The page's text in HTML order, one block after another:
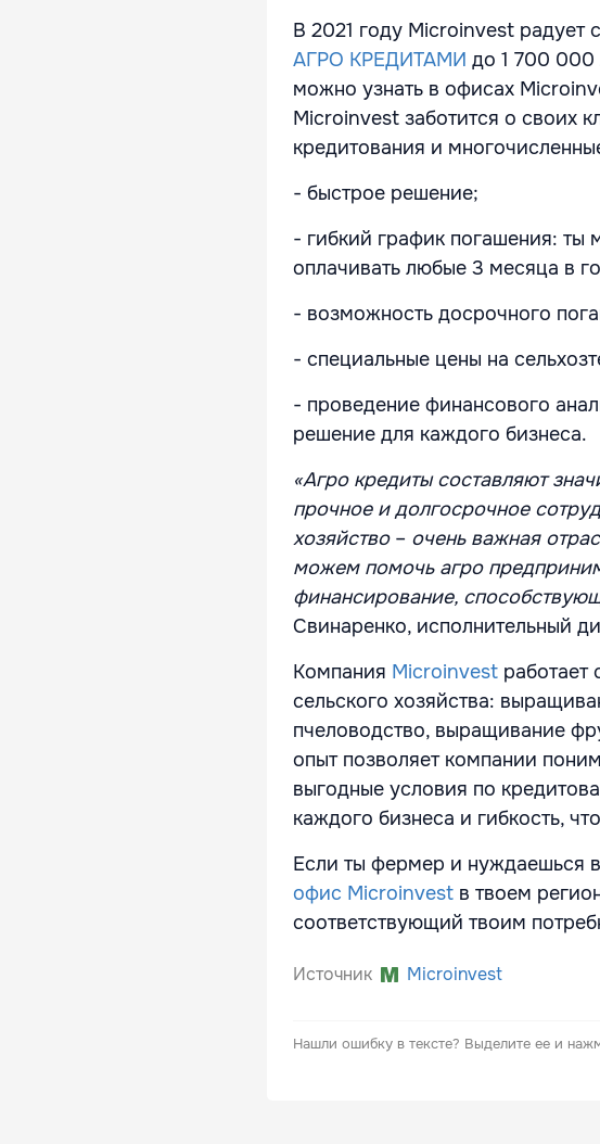
В 2021 году Microinvest радует
АГРО КРЕДИТАМИ до 1 700 000
можно узнать в офисах
Microinvest заботится о своих
кредитования и
- быстрое решение;
- гибкий график погашения: ты
оплачивать любые 3 месяца в
- возможность досрочного
- специальные цены на
- проведение финансового
решение для каждого бизнеса.
«Агро кредиты составляют
прочное и долгосрочное
хозяйство – очень важная
можем помочь агро
финансирование,
Свинаренко, исполнительный
Компания Microinvest работает
сельского хозяйства:
пчеловодство, выращивание
опыт позволяет компании
выгодные условия по
каждого бизнеса и гибкость,
Если ты фермер и нуждаешься
офис Microinvest в твоем
соответствующий твоим
Источник Microinvest
Нашли ошибку в тексте? Выделите ее и